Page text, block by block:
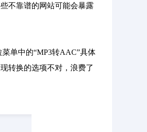
不靠谱的网站可能会暴露
单中的“MP3转AAC”具体
转换的选项不对，浪费了